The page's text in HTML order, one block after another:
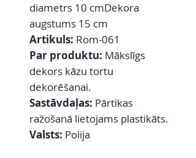
diametrs 10 cmDekora
augstums 15 cm
Artikuls: Rom-061
Par produktu: Mākslīgs
dekors kāzu tortu
dekorēšanai.
Sastāvdaļas: Pārtikas
ražošanā lietojams plastikāts.
Valsts: Polija